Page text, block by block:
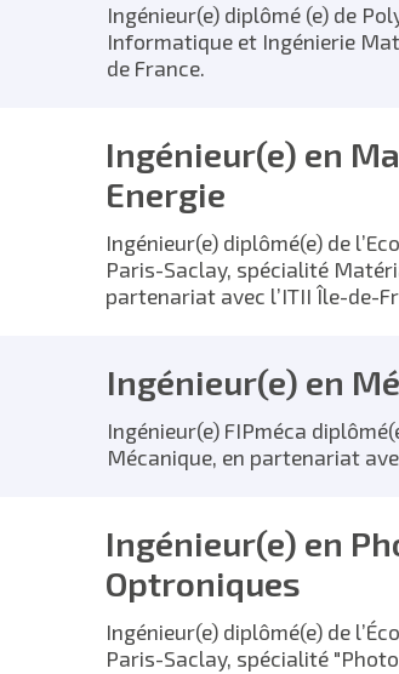
Ingénieur(e) diplômé (e) de
Informatique et Ingénierie
de France.
Ingénieur(e) en
Energie
Ingénieur(e) diplômé(e) de
Paris-Saclay, spécialité
partenariat avec l’ITII Île-de-
Ingénieur(e) en
Ingénieur(e) FIPméca
Mécanique, en partenariat
Ingénieur(e) en
Optroniques
Ingénieur(e) diplômé(e) de
Paris-Saclay, spécialité